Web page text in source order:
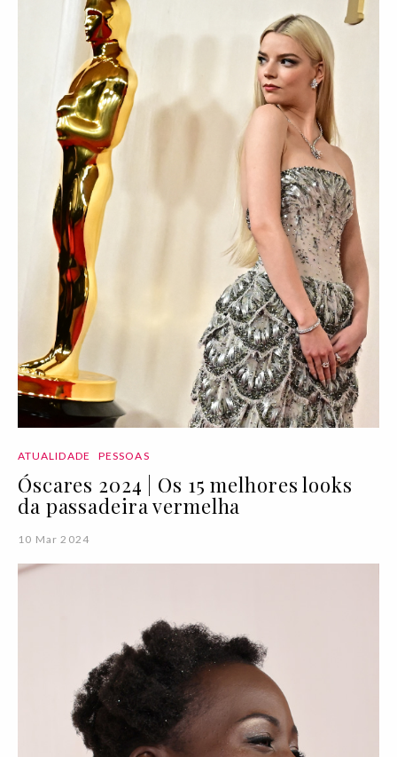
ATUALIDADE PESSOAS
Óscares 2024 | Os 15 melhores looks
da passadeira vermelha
10 Mar 2024